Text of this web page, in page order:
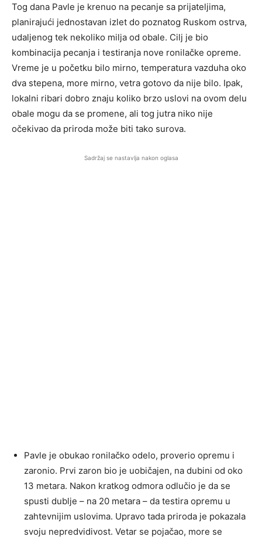
Tog dana Pavle je krenuo na pecanje sa prijateljima,
planirajući jednostavan izlet do poznatog Ruskom ostrva,
udaljenog tek nekoliko milja od obale. Cilj je bio
kombinacija pecanja i testiranja nove ronilačke opreme.
Vreme je u početku bilo mirno, temperatura vazduha oko
dva stepena, more mirno, vetra gotovo da nije bilo. Ipak,
lokalni ribari dobro znaju koliko brzo uslovi na ovom delu
obale mogu da se promene, ali tog jutra niko nije
očekivao da priroda može biti tako surova.
Sadržaj se nastavlja nakon oglasa
Pavle je obukao ronilačko odelo, proverio opremu i
zaronio. Prvi zaron bio je uobičajen, na dubini od oko
13 metara. Nakon kratkog odmora odlučio je da se
spusti dublje – na 20 metara – da testira opremu u
zahtevnijim uslovima. Upravo tada priroda je pokazala
svoju nepredvidivost. Vetar se pojačao, more se